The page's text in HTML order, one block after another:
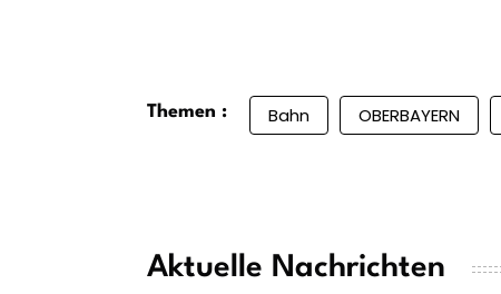
Themen : Bahn OBERBAYERN
Aktuelle Nachrichten